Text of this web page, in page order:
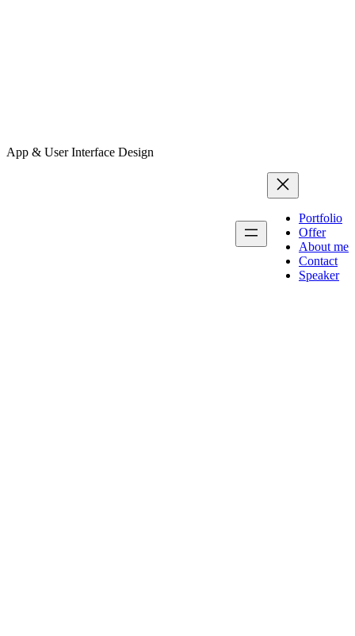
App & User Interface Design
Portfolio
Offer
About me
Contact
Speaker